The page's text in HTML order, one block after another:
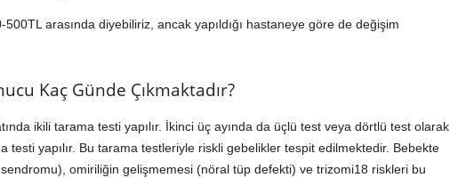
arasında diyebiliriz, ancak yapıldığı hastaneye göre de değişim
Kaç Günde Çıkmaktadır?
ikili tarama testi yapılır. İkinci üç ayında da üçlü test veya dörtlü test olarak
testi yapılır. Bu tarama testleriyle riskli gebelikler tespit edilmektedir. Bebekte
omiriliğin gelişmemesi (nöral tüp defekti) ve trizomi18 riskleri bu